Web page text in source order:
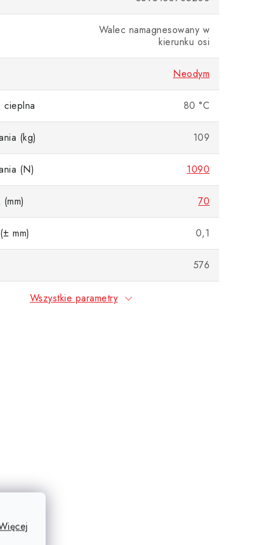
Walec namagnesowany w
kierunku osi
Neodym
cieplna 80 °C
(kg) 109
(N) 1090
70
mm) 0,1
576
Wszystkie parametry